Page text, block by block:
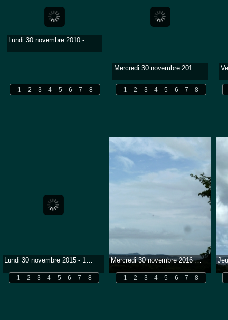
Mercredi 30 novembre 2016 - 12h20 - 27°1 - Humitité 82% - Humidex 37 - Soir 25°1 - Max 27°2 - Min 23°1 - Une journée sous gris et pluie...
1 2 3 4 5 6 7 8
Lundi 30 novembre 2015 - 12h - 29°1 - Humitité 79% - Humidex 42 - Soir 28°2 - Max 29°1 - Min 25°8 - Une journée sous couverture et parfois fortes pluies...
1 2 3 4 5 6 7 8
Lundi 30 novembre 2010 - 15 heures
1 2 3 4 5 6 7 8
Mercredi 30 novembre 2011 - 12h30 - 29° (soir 27) Après une nuit grondissante, le bleu est de retour. Très forte humidité et pas de vent.
1 2 3 4 5 6 7 8